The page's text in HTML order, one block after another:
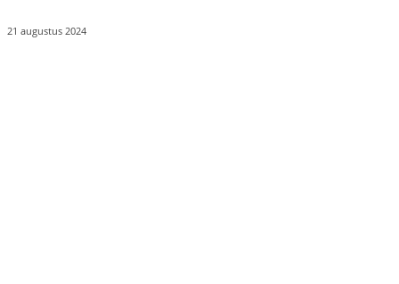
21 augustus 2024